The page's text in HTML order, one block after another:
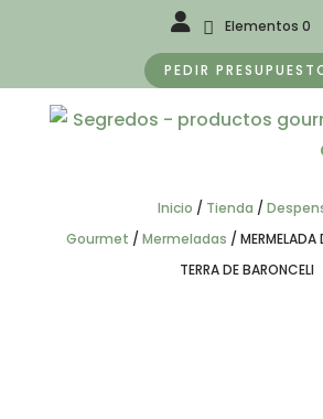
Elementos 0
PEDIR
Inicio / Tienda /
Gourmet / Mermeladas /
TERRA DE BARONCELI